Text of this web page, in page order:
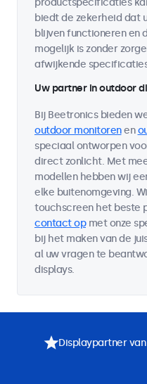
productspecificaties
biedt de zekerheid dat
blijven functioneren en
mogelijk is zonder
afwijkende
Uw partner in outdoor
Bij Beetronics bieden
outdoor monitorenen
speciaal ontworpen
direct zonlicht. Met
modellen hebben wij
elke buitenomgeving.
touchscreen het beste
contact opmet onze
bij het maken van de
al uw vragen te
displays.
Displaypartner